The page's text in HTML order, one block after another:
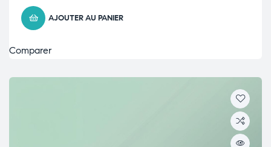
AJOUTER AU PANIER
Comparer